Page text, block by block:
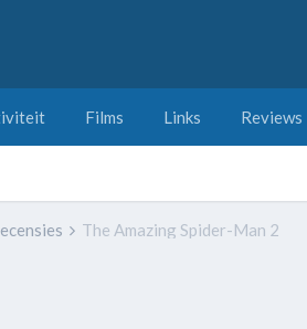
Films Links Reviews
The Amazing Spider-Man 2